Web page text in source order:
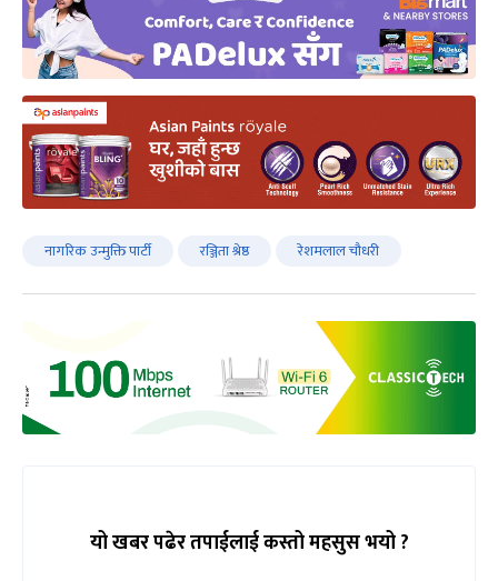
नागरिक उन्मुक्ति पार्टी रञ्जिता श्रेष्ठ रेशमलाल चौधरी
यो खबर पढेर तपाईलाई कस्तो महसुस भयो ?